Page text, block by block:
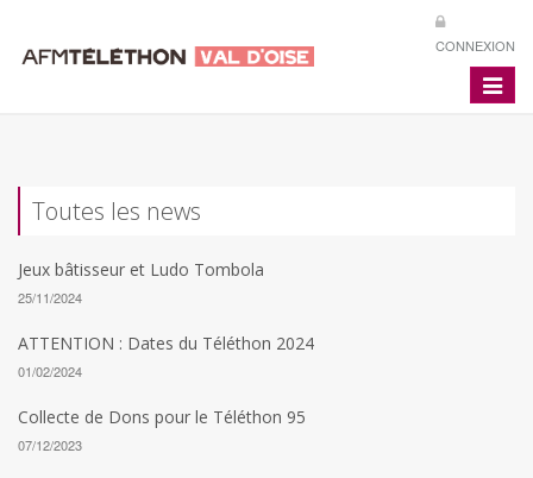
CONNEXION
Toggle
Toutes les news
Jeux bâtisseur et Ludo Tombola
25/11/2024
ATTENTION : Dates du Téléthon 2024
01/02/2024
Collecte de Dons pour le Téléthon 95
07/12/2023